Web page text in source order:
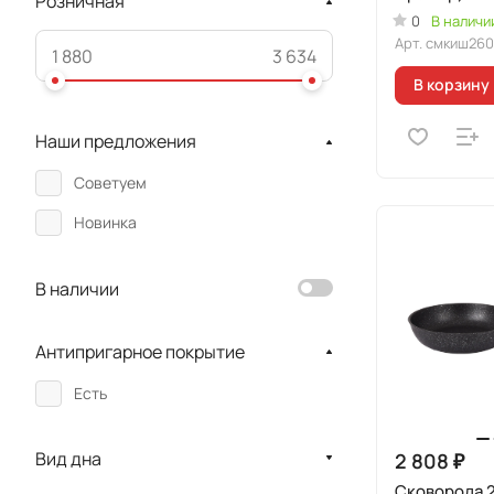
"Мраморная
0
В
Арт.
В корзину
2 808 ₽
Наши предложения
Советуем
Новинка
В наличии
Антипригарное покрытие
Есть
Вид дна